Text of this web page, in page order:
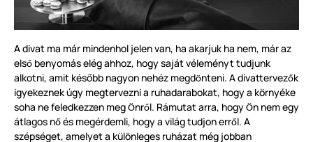
A divat ma már mindenhol jelen van, ha akarjuk ha nem, már az
első benyomás elég ahhoz, hogy saját véleményt tudjunk
alkotni, amit később nagyon nehéz megdönteni. A divattervezők
igyekeznek úgy megtervezni a ruhadarabokat, hogy a környéke
soha ne feledkezzen meg Önről. Rámutat arra, hogy Ön nem egy
átlagos nő és megérdemli, hogy a világ tudjon erről. A
szépséget, amelyet a különleges ruházat még jobban